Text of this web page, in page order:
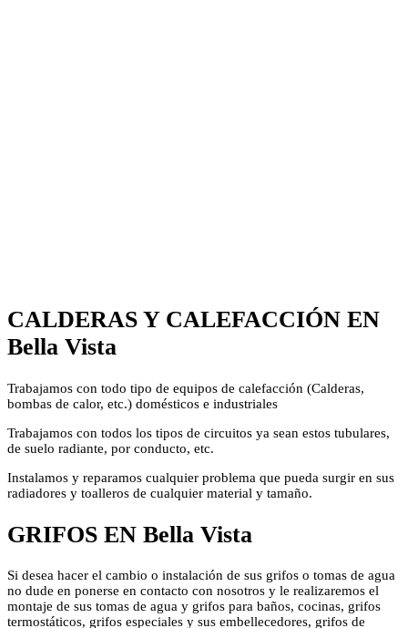
CALDERAS Y CALEFACCIÓN EN
Bella Vista
Trabajamos con todo tipo de equipos de calefacción (Calderas,
bombas de calor, etc.) domésticos e industriales
Trabajamos con todos los tipos de circuitos ya sean estos tubulares,
de suelo radiante, por conducto, etc.
Instalamos y reparamos cualquier problema que pueda surgir en sus
radiadores y toalleros de cualquier material y tamaño.
GRIFOS EN Bella Vista
Si desea hacer el cambio o instalación de sus grifos o tomas de agua
no dude en ponerse en contacto con nosotros y le realizaremos el
montaje de sus tomas de agua y grifos para baños, cocinas, grifos
termostáticos, grifos especiales y sus embellecedores, grifos de